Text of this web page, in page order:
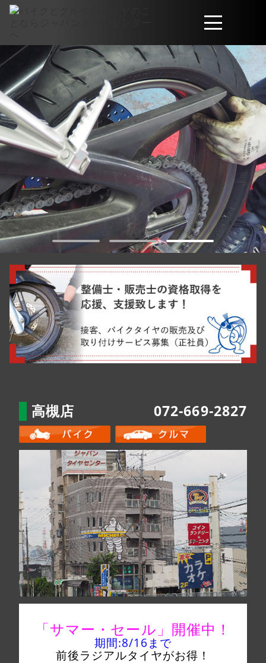
取扱商品
会社概要
工賃・サービスについて
お問い合わせ
高槻店 072-669-2827
「サマー・セール」 開催中！
期間:8/16 まで
前後ラジアルタイヤがお得！